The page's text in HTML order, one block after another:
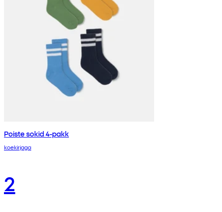
Poiste sokid 4-pakk
koekirjaga
2